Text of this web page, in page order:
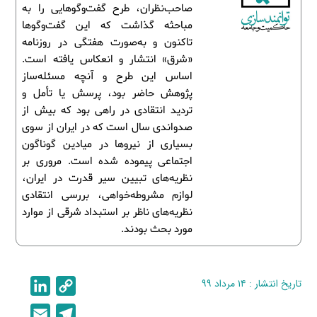
صاحب‌نظران، طرح گفت‌وگوهایی را به
مباحثه گذاشت که این گفت‌وگوها
تاکنون و به‌صورت هفتگی در روزنامه
«شرق» انتشار و انعکاس یافته است.
اساس این طرح و آنچه مسئله‌ساز
پژوهش حاضر بود، پرسش یا تأمل و
تردید انتقادی در راهی بود که بیش از
صدواندی سال است که در ایران از سوی
بسیاری از نیروها در میادین گوناگون
اجتماعی پیموده شده است. مروری بر
نظریه‌های تبیین سیر قدرت در ایران،
لوازم مشروطه‌خواهی، بررسی انتقادی
نظریه‌های ناظر بر استبداد شرقی از موارد
مورد بحث بودند.
تاریخ انتشار : ۱۴ مرداد ۹۹
o
i